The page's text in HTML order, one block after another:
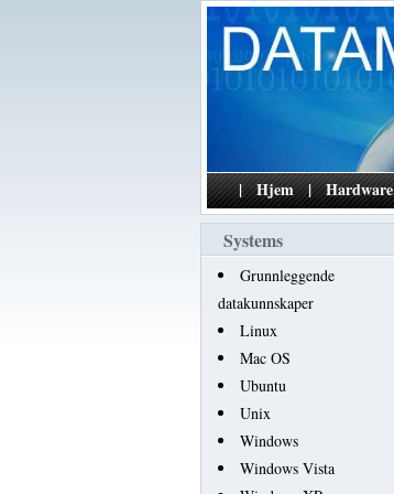
| Hjem | Hardware
Systems
Grunnleggende
datakunnskaper
Linux
Mac OS
Ubuntu
Unix
Windows
Windows Vista